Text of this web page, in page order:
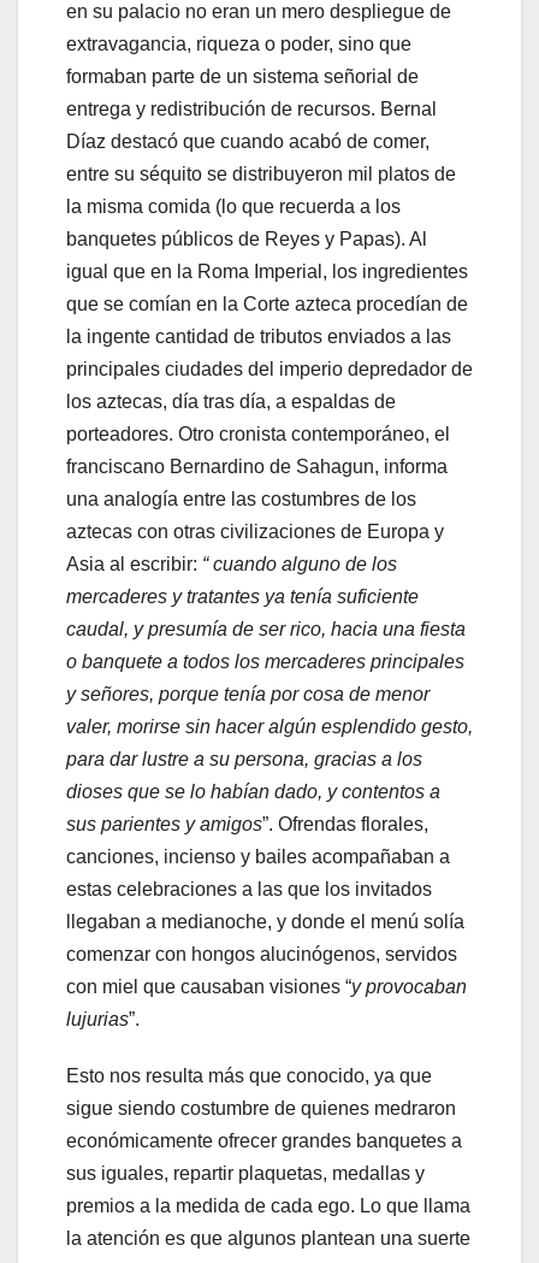
en su palacio no eran un mero despliegue de
extravagancia, riqueza o poder, sino que
formaban parte de un sistema señorial de
entrega y redistribución de recursos. Bernal
Díaz destacó que cuando acabó de comer,
entre su séquito se distribuyeron mil platos de
la misma comida (lo que recuerda a los
banquetes públicos de Reyes y Papas). Al
igual que en la Roma Imperial, los ingredientes
que se comían en la Corte azteca procedían de
la ingente cantidad de tributos enviados a las
principales ciudades del imperio depredador de
los aztecas, día tras día, a espaldas de
porteadores. Otro cronista contemporáneo, el
franciscano Bernardino de Sahagun, informa
una analogía entre las costumbres de los
aztecas con otras civilizaciones de Europa y
Asia al escribir: “ cuando alguno de los
mercaderes y tratantes ya tenía suficiente
caudal, y presumía de ser rico, hacia una fiesta
o banquete a todos los mercaderes principales
y señores, porque tenía por cosa de menor
valer, morirse sin hacer algún esplendido gesto,
para dar lustre a su persona, gracias a los
dioses que se lo habían dado, y contentos a
sus parientes y amigos”. Ofrendas florales,
canciones, incienso y bailes acompañaban a
estas celebraciones a las que los invitados
llegaban a medianoche, y donde el menú solía
comenzar con hongos alucinógenos, servidos
con miel que causaban visiones “y provocaban
lujurias”.
Esto nos resulta más que conocido, ya que
sigue siendo costumbre de quienes medraron
económicamente ofrecer grandes banquetes a
sus iguales, repartir plaquetas, medallas y
premios a la medida de cada ego. Lo que llama
la atención es que algunos plantean una suerte